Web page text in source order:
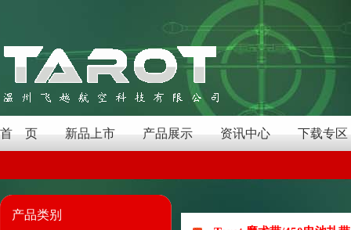
首 页 新品上市 产品展示 资讯中心 下载专区
产品类别